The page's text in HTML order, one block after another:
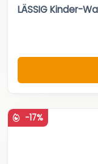
LÄSSIG Kinder-
-17%